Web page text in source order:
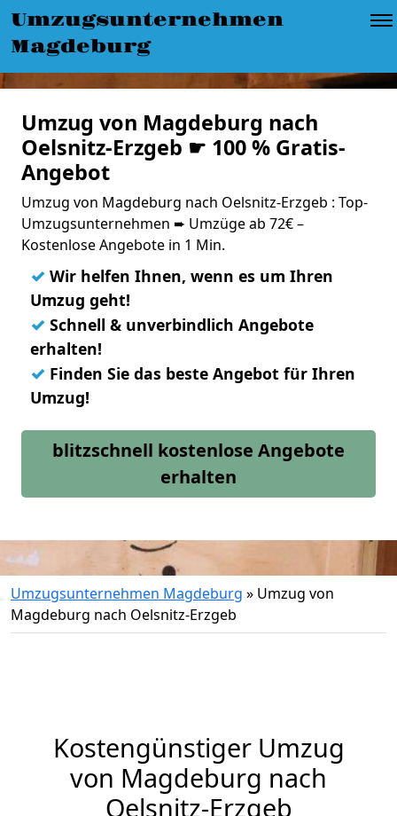
Umzugsunternehmen
Magdeburg
Umzug von Magdeburg nach
Oelsnitz-Erzgeb ☛ 100 % Gratis-
Angebot
Umzug von Magdeburg nach Oelsnitz-Erzgeb : Top-
Umzugsunternehmen ➨ Umzüge ab 72€ –
Kostenlose Angebote in 1 Min.
✓ Wir helfen Ihnen, wenn es um Ihren
Umzug geht!
✓ Schnell & unverbindlich Angebote
erhalten!
✓ Finden Sie das beste Angebot für Ihren
Umzug!
blitzschnell kostenlose Angebote
erhalten
Umzugsunternehmen Magdeburg » Umzug von
Magdeburg nach Oelsnitz-Erzgeb
Kostengünstiger Umzug
von Magdeburg nach
Oelsnitz-Erzgeb